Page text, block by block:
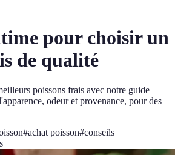
pour choisir un
de qualité
poissons frais avec notre guide
odeur et provenance, pour des
#achat poisson#conseils